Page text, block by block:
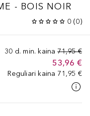
- BOIS NOIR
0 (0)
30 d. min. kaina 71,95 €
53,96 €
Reguliari kaina 71,95 €